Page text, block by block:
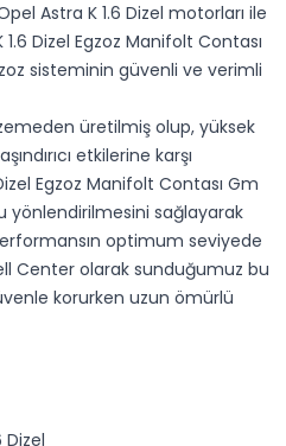
Astra K 1.6 Dizel motorları ile
Dizel Egzoz Manifolt Contası
sisteminin güvenli ve verimli
üretilmiş olup, yüksek
etkilerine karşı
Egzoz Manifolt Contası Gm
yönlendirilmesini sağlayarak
optimum seviyede
Center olarak sunduğumuz bu
korurken uzun ömürlü
Dizel